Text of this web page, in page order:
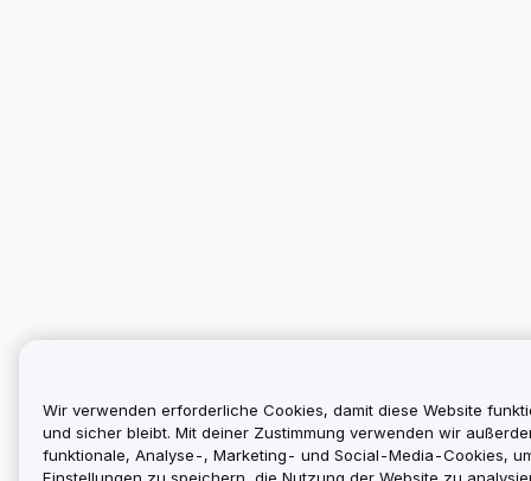
Wir verwenden erforderliche Cookies, damit diese Website
und sicher bleibt. Mit deiner Zustimmung verwenden wir
funktionale, Analyse-, Marketing- und Social-Media-Cookies,